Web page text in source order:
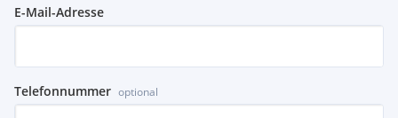
E-Mail-Adresse
Telefonnummer optional